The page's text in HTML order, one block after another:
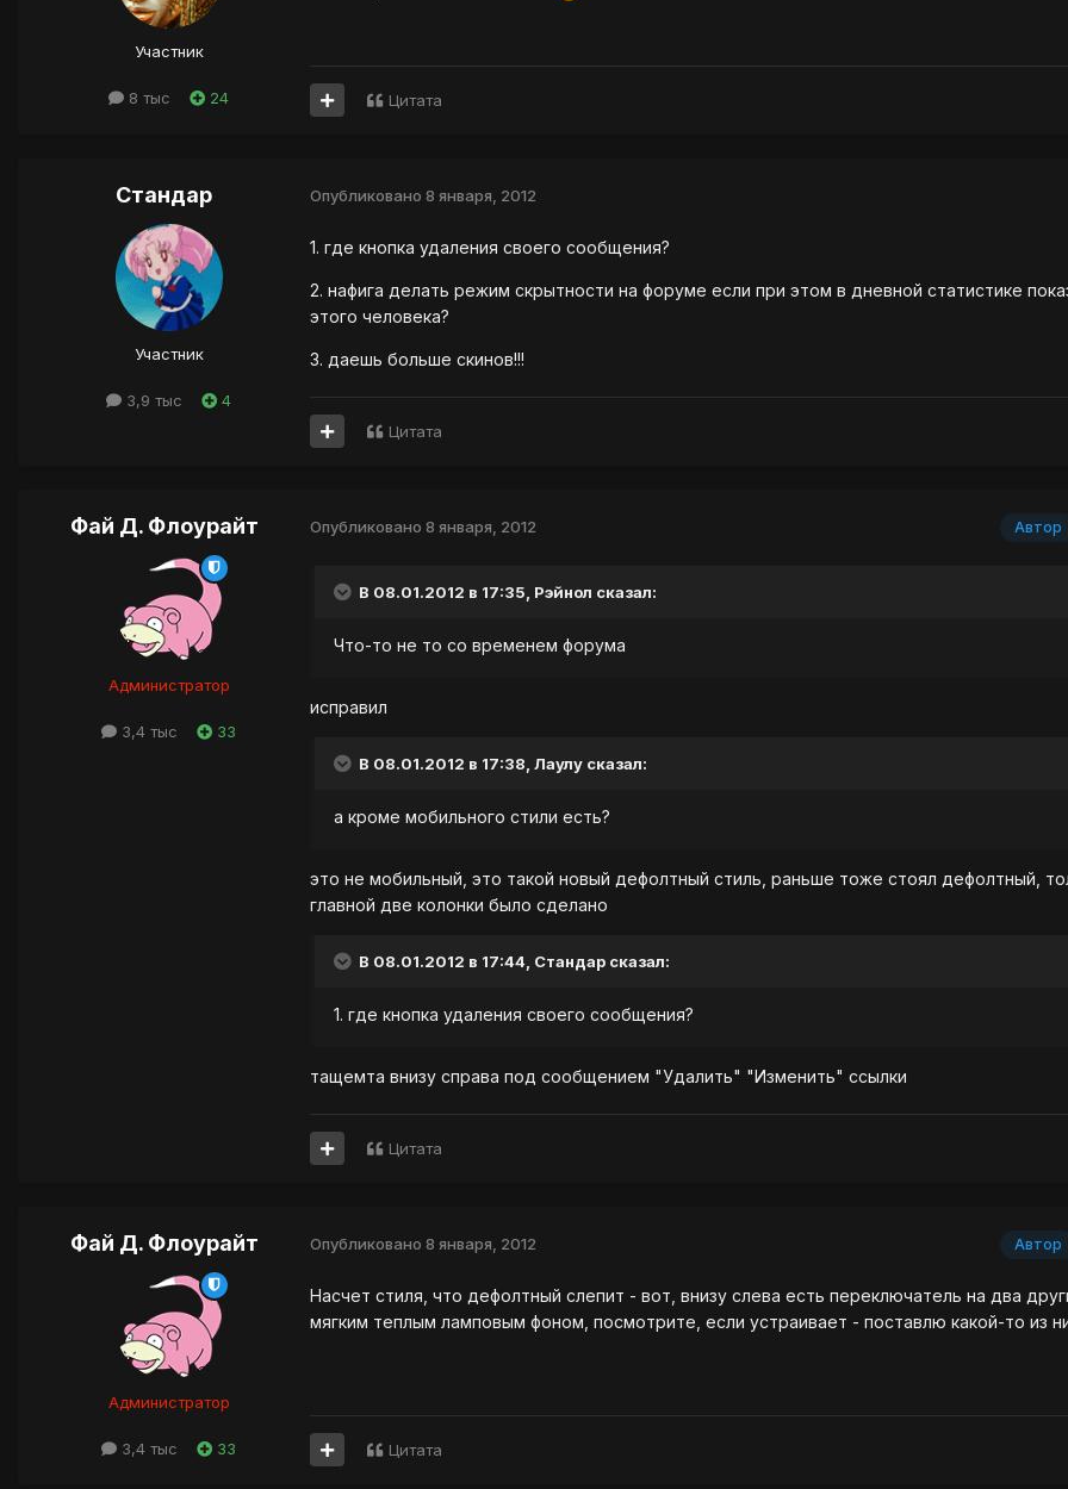
Участник
8 тыс 24 Цитата
Стандар
Участник
3,9 тыс 4
Опубликовано 8 января, 2012
1. где кнопка удаления своего сообщения?
2. нафига делать режим скрытности на форуме если при этом в дневной статистике
этого человека?
3. даешь больше скинов!!!
Цитата
Фай Д. Флоурайт
Администратор
3,4 тыс 33
Автор
Опубликовано 8 января, 2012
В 08.01.2012 в 17:35, Рэйнол сказал:
Что-то не то со временем форума
исправил
В 08.01.2012 в 17:38, Лаулу сказал:
а кроме мобильного стили есть?
это не мобильный, это такой новый дефолтный стиль, раньше тоже стоял дефолтный,
главной две колонки было сделано
В 08.01.2012 в 17:44, Стандар сказал:
1. где кнопка удаления своего сообщения?
тащемта внизу справа под сообщением "Удалить" "Изменить" ссылки
Цитата
Фай Д. Флоурайт
Администратор
3,4 тыс 33
Автор
Опубликовано 8 января, 2012
Насчет стиля, что дефолтный слепит - вот, внизу слева есть переключатель на два
мягким теплым ламповым фоном, посмотрите, если устраивает - поставлю какой-то из
Цитата